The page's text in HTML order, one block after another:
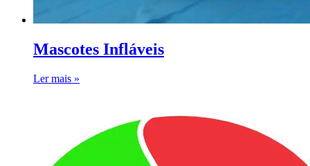
Mascotes Infláveis
Ler mais »